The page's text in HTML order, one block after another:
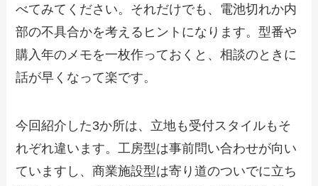
べてみてください。それだけでも、電池切れか内
部の不具合かを考えるヒントになります。型番や
購入年のメモを一枚作っておくと、相談のときに
話が早くなって楽です。
今回紹介した3か所は、立地も受付スタイルもそ
れぞれ違います。工房型は事前問い合わせが向い
ていますし、商業施設型は寄り道のついでに立ち